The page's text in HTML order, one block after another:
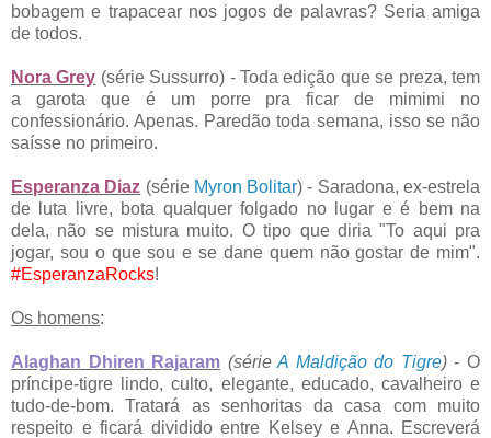
bobagem e trapacear nos jogos de palavras? Seria amiga
de todos.
Nora Grey (série Sussurro) - Toda edição que se preza, tem
a garota que é um porre pra ficar de mimimi no
confessionário. Apenas. Paredão toda semana, isso se não
saísse no primeiro.
Esperanza Diaz (série Myron Bolitar) - Saradona, ex-estrela
de luta livre, bota qualquer folgado no lugar e é bem na
dela, não se mistura muito. O tipo que diria "To aqui pra
jogar, sou o que sou e se dane quem não gostar de mim".
#EsperanzaRocks!
Os homens:
Alaghan Dhiren Rajaram (sérieA Maldição do Tigre)- O
príncipe-tigre lindo, culto, elegante, educado, cavalheiro e
tudo-de-bom. Tratará as senhoritas da casa com muito
respeito e ficará dividido entre Kelsey e Anna. Escreverá